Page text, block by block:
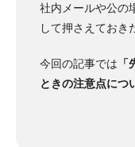
社内メールや公の
して押さえておき
今回の記事では
ときの注意点につ